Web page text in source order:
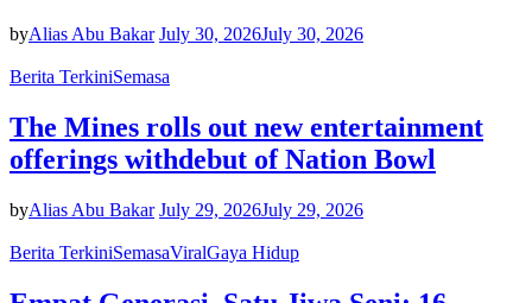
byAlias Abu Bakar July 30, 2026July 30, 2026
Berita TerkiniSemasa
The Mines rolls out new entertainment
offerings withdebut of Nation Bowl
byAlias Abu Bakar July 29, 2026July 29, 2026
Berita TerkiniSemasaViralGaya Hidup